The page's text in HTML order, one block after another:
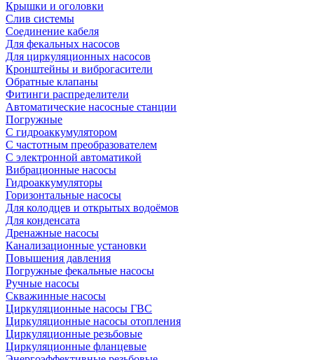
Крышки и оголовки
Слив системы
Соединение кабеля
Для фекальных насосов
Для циркуляционных насосов
Кронштейны и виброгасители
Обратные клапаны
Фитинги распределители
Автоматические насосные станции
Погружные
С гидроаккумулятором
С частотным преобразователем
С электронной автоматикой
Вибрационные насосы
Гидроаккумуляторы
Горизонтальные насосы
Для колодцев и открытых водоёмов
Для конденсата
Дренажные насосы
Канализационные установки
Повышения давления
Погружные фекальные насосы
Ручные насосы
Скважинные насосы
Циркуляционные насосы ГВС
Циркуляционные насосы отопления
Циркуляционные резьбовые
Циркуляционные фланцевые